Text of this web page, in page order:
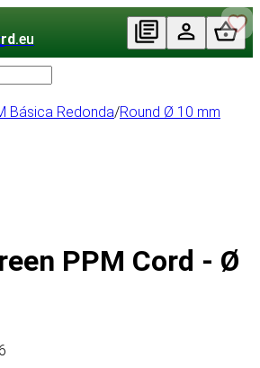
.eu
Básica Redonda/Round Ø 10 mm
PPM Cord - Ø